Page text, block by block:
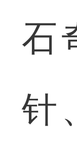
石
针